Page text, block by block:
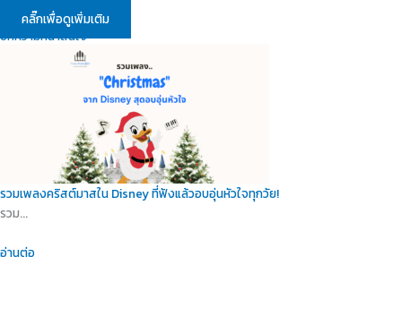
คลิ๊กเพื่อดูเพิ่มเติม
บทความที่น่าสนใจ
รวมเพลงคริสต์มาสใน Disney ที่ฟังแล้วอบอุ่นหัวใจทุกวัย!
รวม...
อ่านต่อ